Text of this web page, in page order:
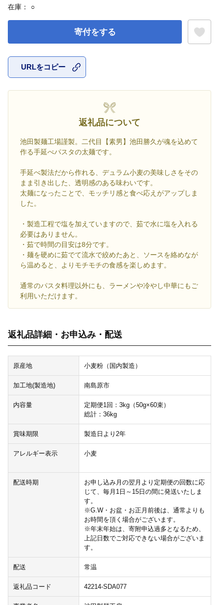
在庫： ○
寄付をする
URLをコピー
返礼品について
池田製麺工場謹製。二代目【素男】池田勝久が魂を込めて
作る手延べパスタの太麺です。
手延べ製法だから作れる、デュラム小麦の美味しさをその
まま引き出した、透明感のある味わいです。
太麺になったことで、モッチリ感と食べ応えがアップしま
した。
・製造工程で塩を加えていますので、茹で水に塩を入れる
必要はありません。
・茹で時間の目安は8分です。
・麺を硬めに茹でて流水で絞めたあと、ソースを絡めなが
ら温めると、よりモチモチの食感を楽しめます。
通常のパスタ料理以外にも、ラーメンや冷やし中華にもご
利用いただけます。
返礼品詳細・お申込み・配送
原産地 小麦粉（国内製造）
加工地(製造地) 南島原市
内容量
定期便1回：3kg（50g×60束）
総計：36kg
賞味期限 製造日より2年
アレルギー表示 小麦
配送時期
お申し込み月の翌月より定期便の回数に応
じて、毎月1日～15日の間に発送いたしま
す。
※G.W・お盆・お正月前後は、通常よりも
お時間を頂く場合がございます。
※年末年始は、寄附申込過多となるため、
上記日数でご対応できない場合がございま
す。
配送 常温
返礼品コード 42214-SDA077